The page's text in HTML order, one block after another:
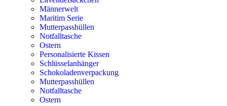
Männerwelt
Maritim Serie
Mutterpasshüllen
Notfalltasche
Ostern
Personalisierte Kissen
Schlüsselanhänger
Schokoladenverpackung
Mutterpasshüllen
Notfalltasche
Ostern